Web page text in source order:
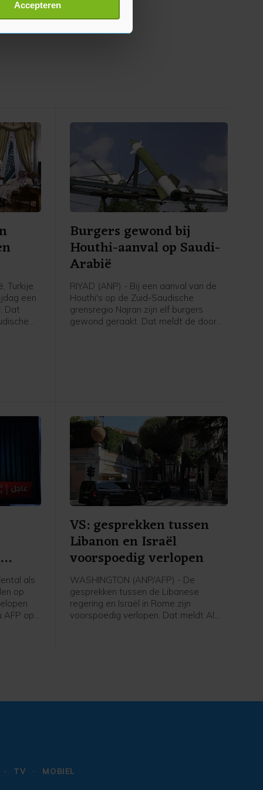
Accepteren
Turkije
een
Dat
Burgers gewond bij
Houthi-aanval op Saudi-
Arabië
RIYAD (ANP) - Bij een aanval van de
Houthi's op de Zuid-Saudische
grensregio Najran zijn elf burgers
gewond geraakt. Dat meldt de door
als
op
AFP op
VS: gesprekken tussen
Libanon en Israël
voorspoedig verlopen
WASHINGTON (ANP/AFP) - De
gesprekken tussen de Libanese
regering en Israël in Rome zijn
voorspoedig verlopen. Dat meldt Al
TV
MOBIEL